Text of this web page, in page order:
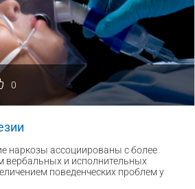
0
наркозы ассоциированы с более
вербальных и исполнительных
поведенческих проблем у